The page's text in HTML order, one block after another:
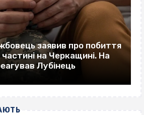
заявив про побиття
на Черкащині. На
Лубінець